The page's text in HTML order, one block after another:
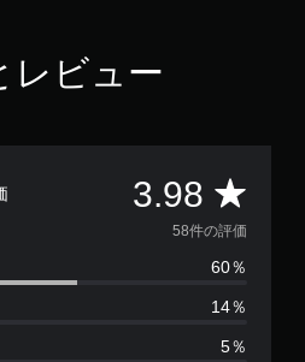
レビュー
3.98 評
価
数
は
58件の評価
60％
14％
5％